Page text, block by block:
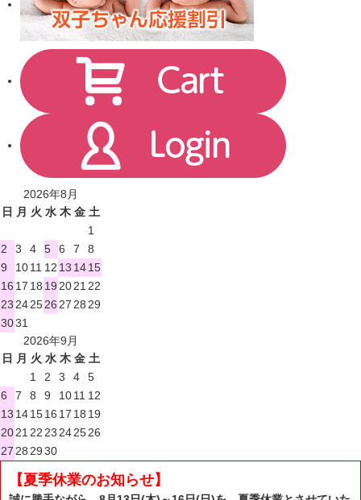
2026年8月
日
月 火 水 木 金 土
1
2
3 4 5 6 7
8
9
1011 12 13 1415
16 17 18 19 2021 22
23 242526 27 28 29
3031
2026年9月
日
月 火 水 木 金 土
1
2 3 4
5
6
7 8 9 1011 12
13 141516 17 18 19
2021 22 23 242526
27 28 2930
【夏季休業のお知らせ】